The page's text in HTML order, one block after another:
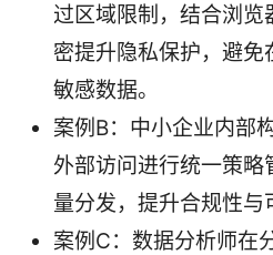
过区域限制，结合浏览
密提升隐私保护，避
敏感数据。
案例B：中小企业内部
外部访问进行统一策
量分发，提升合规性与
案例C：数据分析师在